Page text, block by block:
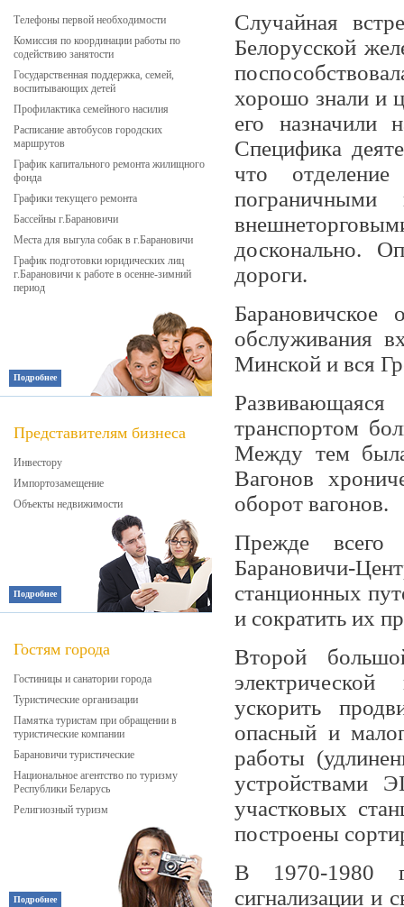
Телефоны первой необходимости
Комиссия по координации работы по
содействию занятости
Государственная поддержка, семей,
воспитывающих детей
Профилактика семейного насилия
Расписание автобусов городских
маршрутов
График капитального ремонта жилищного
фонда
Графики текущего ремонта
Бассейны г.Барановичи
Места для выгула собак в г.Барановичи
График подготовки юридических лиц
г.Барановичи к работе в осенне-зимний
период
Подробнее
Представителям бизнеса
Инвестору
Импортозамещение
Объекты недвижимости
Подробнее
Гостям города
Гостиницы и санатории города
Туристические организации
Памятка туристам при обращении в
туристические компании
Барановичи туристические
Национальное агентство по туризму
Республики Беларусь
Религиозный туризм
Подробнее
Случайная
Белорусской
хоро­шо знали и
его назначили
Специ­фика
что
пограничными
досконально.
дороги.
обслуживания
Минс­кой и вся
транспортом
Между тем
Вагонов
оборот вагонов.
Прежде всего
Барановичи-
станционных
и сокра­тить их
Второй
ускорить
опасный и
работы
устройствами
участковых
построены
В 1970-1980
сигнализации и